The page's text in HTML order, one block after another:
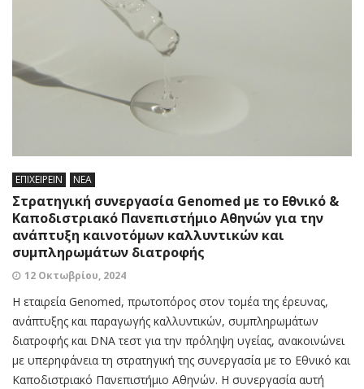
ΕΠΙΧΕΙΡΕΙΝ ΝΕΑ
Στρατηγική συνεργασία Genomed με το Εθνικό &
Καποδιστριακό Πανεπιστήμιο Αθηνών για την
ανάπτυξη καινοτόμων καλλυντικών και
συμπληρωμάτων διατροφής
12 Οκτωβρίου, 2024
Η εταιρεία Genomed, πρωτοπόρος στον τομέα της έρευνας,
ανάπτυξης και παραγωγής καλλυντικών, συμπληρωμάτων
διατροφής και DNA τεστ για την πρόληψη υγείας, ανακοινώνει
με υπερηφάνεια τη στρατηγική της συνεργασία με το Εθνικό και
Καποδιστριακό Πανεπιστήμιο Αθηνών. Η συνεργασία αυτή